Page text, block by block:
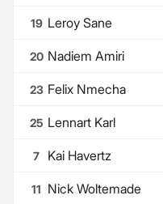
19 Leroy Sane
20 Nadiem Amiri
23 Felix Nmecha
25 Lennart Karl
7 Kai Havertz
11 Nick Woltemade